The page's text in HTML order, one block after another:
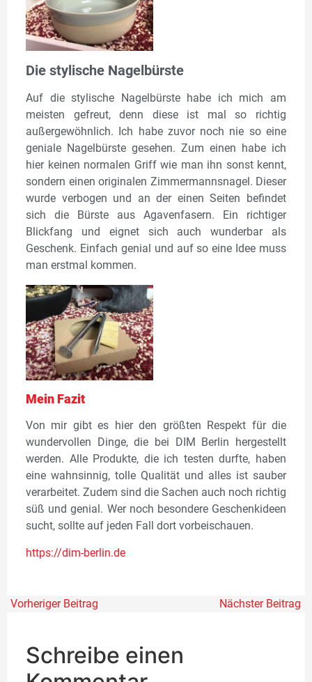
Die stylische Nagelbürste
Auf die stylische Nagelbürste habe ich mich am
meisten gefreut, denn diese ist mal so richtig
außergewöhnlich. Ich habe zuvor noch nie so eine
geniale Nagelbürste gesehen. Zum einen habe ich
hier keinen normalen Griff wie man ihn sonst kennt,
sondern einen originalen Zimmermannsnagel. Dieser
wurde verbogen und an der einen Seiten befindet
sich die Bürste aus Agavenfasern. Ein richtiger
Blickfang und eignet sich auch wunderbar als
Geschenk. Einfach genial und auf so eine Idee muss
man erstmal kommen.
Mein Fazit
Von mir gibt es hier den größten Respekt für die
wundervollen Dinge, die bei DIM Berlin hergestellt
werden. Alle Produkte, die ich testen durfte, haben
eine wahnsinnig, tolle Qualität und alles ist sauber
verarbeitet. Zudem sind die Sachen auch noch richtig
süß und genial. Wer noch besondere Geschenkideen
sucht, sollte auf jeden Fall dort vorbeischauen.
https://dim-berlin.de
Vorheriger Beitrag Nächster Beitrag
Schreibe einen